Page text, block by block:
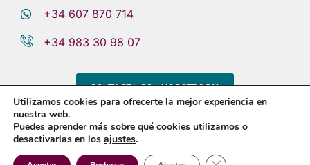
+34 607 870 714
+34 983 30 98 07
CONTACTA CON NOSOTROS
Aviso legalPolítica de privacidad
Utilizamos cookies para ofrecerte la mejor experiencia en
nuestra web.
Puedes aprender más sobre qué cookies utilizamos o
desactivarlas en los ajustes.
Cerrar el banner de